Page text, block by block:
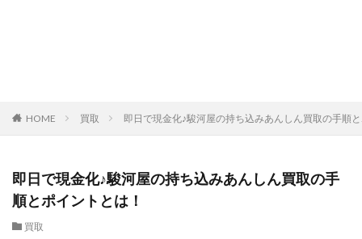
HOME 買取 即日で現金化♪駿河屋の持ち込みあんしん買取の手順
即日で現金化♪駿河屋の持ち込みあんしん買取の手
順とポイントとは！
買取